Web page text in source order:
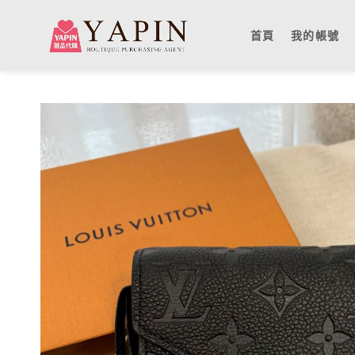
首頁 我的帳號